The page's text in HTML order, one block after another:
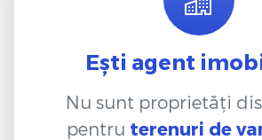
Ești agent
Nu sunt proprietăți
pentru terenuri de